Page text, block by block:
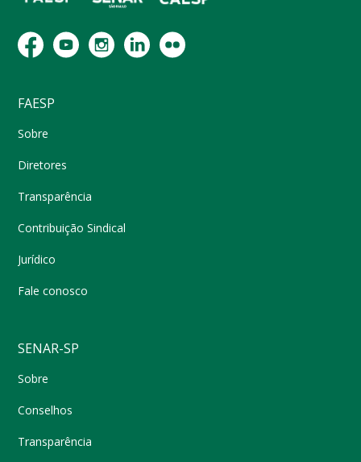
FAESP
Sobre
Diretores
Transparência
Contribuição Sindical
Jurídico
Fale conosco
SENAR-SP
Sobre
Conselhos
Transparência